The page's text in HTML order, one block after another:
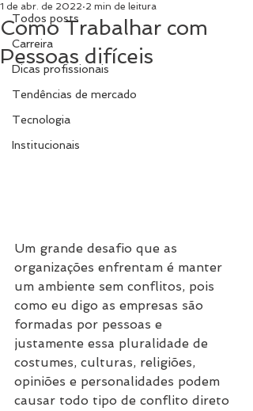
Todos posts
Carreira
Dicas profissionais
Tendências de mercado
Tecnologia
Institucionais
Como Trabalhar com
Pessoas difíceis
1 de abr. de 2022 2 min de leitura
Um grande desafio que as
organizações enfrentam é manter
um ambiente sem conflitos, pois
como eu digo as empresas são
formadas por pessoas e
justamente essa pluralidade de
costumes, culturas, religiões,
opiniões e personalidades podem
causar todo tipo de conflito direto